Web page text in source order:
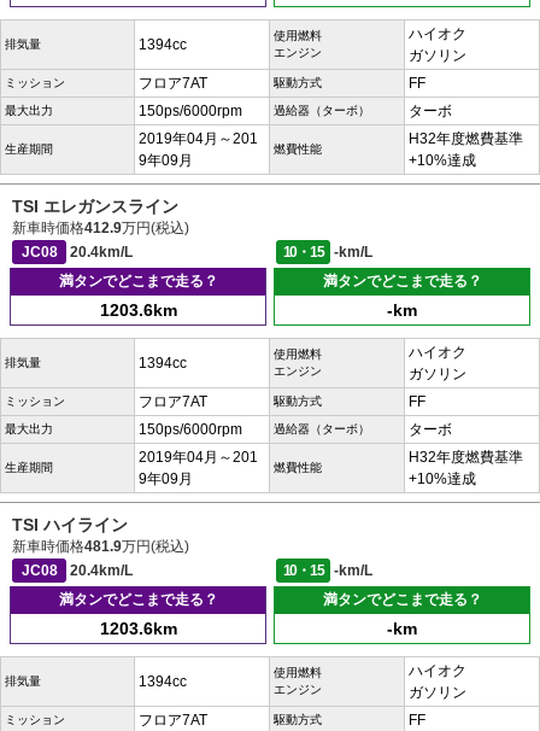
排気量 1394cc
使用燃料
エンジン
ハイオク
ガソリン
ミッション フロア7AT 駆動方式 FF
最大出力 150ps/6000rpm 過給器（ターボ） ターボ
生産期間
2019年04月～201
9年09月
燃費性能
H32年度燃費基準
+10%達成
TSI エレガンスライン
新車時価格412.9万円(税込)
JC08
20.4km/L 10・15
-km/L
満タンでどこまで走る？
1203.6km
満タンでどこまで走る？
-km
排気量 1394cc
使用燃料
エンジン
ハイオク
ガソリン
ミッション フロア7AT 駆動方式 FF
最大出力 150ps/6000rpm 過給器（ターボ） ターボ
生産期間
2019年04月～201
9年09月
燃費性能
H32年度燃費基準
+10%達成
TSI ハイライン
新車時価格481.9万円(税込)
JC08
20.4km/L 10・15
-km/L
満タンでどこまで走る？
1203.6km
満タンでどこまで走る？
-km
排気量 1394cc
使用燃料
エンジン
ハイオク
ガソリン
ミッション フロア7AT 駆動方式 FF